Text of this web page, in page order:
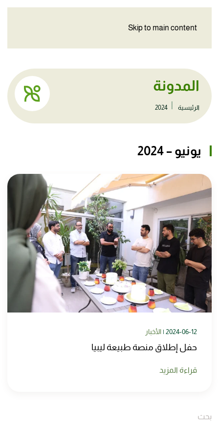
Skip to main content
المدونة
الرئيسية 2024
يونيو – 2024
2024-06-12
| الأخبار
حفل إطلاق منصة طبيعة ليبيا
قراءة المزيد